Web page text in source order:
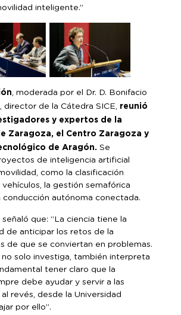
inteligente.”
, moderada por el Dr. D. Bonifacio
director de la Cátedra SICE, reunió
y expertos de la
Zaragoza, el Centro Zaragoza y
de Aragón.Se
de inteligencia artificial
como la clasificación
la gestión semafórica
autónoma conectada.
que: “La ciencia tiene la
de anticipar los retos de la
de que se conviertan en problemas.
no solo investiga, también interpreta
tener claro que la
debe ayudar y servir a las
revés, desde la Universidad
por ello”.